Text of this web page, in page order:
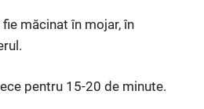
măcinat în mojar, în
pentru 15-20 de minute.